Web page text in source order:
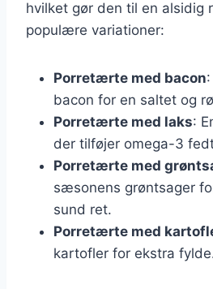
hvilket gør den til en alsidig
populære variationer:
Porretærte med bacon
bacon for en saltet og
Porretærte med laks:
der tilføjer omega-3
Porretærte med
sæsonens grøntsager
sund ret.
Porretærte med
kartofler for ekstra